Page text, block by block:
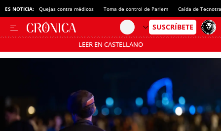
ES NOTICIA: Quejas contra médicos Toma de control de Parlem Caída de
LEER EN CASTELLANO
Pásate al MODO AHORRO